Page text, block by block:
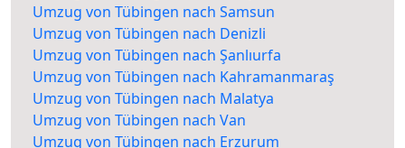
Umzug von Tübingen nach Samsun
Umzug von Tübingen nach Denizli
Umzug von Tübingen nach Şanlıurfa
Umzug von Tübingen nach Kahramanmaraş
Umzug von Tübingen nach Malatya
Umzug von Tübingen nach Van
Umzug von Tübingen nach Erzurum